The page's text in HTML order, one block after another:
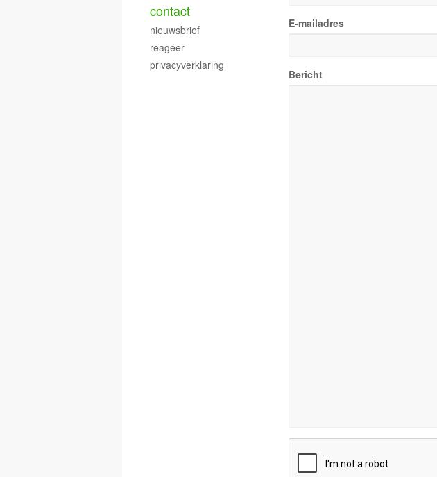
E-mailadres
Bericht
contact
nieuwsbrief
reageer
privacyverklaring